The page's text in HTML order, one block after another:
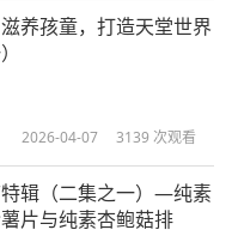
养孩童，打造天堂世界
2026-04-07 3139 次观看
辑（二集之一）—纯素
片与纯素杏鲍菇排